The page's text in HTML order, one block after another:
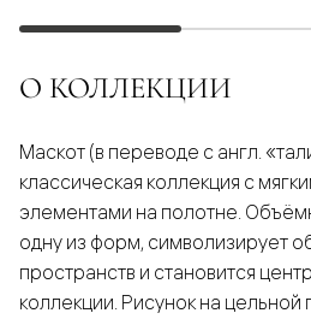
О КОЛЛЕКЦИИ
Маскот (в переводе с англ.
классическая коллекция с
элементами на полотне.
одну из форм, символизирует
пространств и становится
коллекции. Рисунок на цельной